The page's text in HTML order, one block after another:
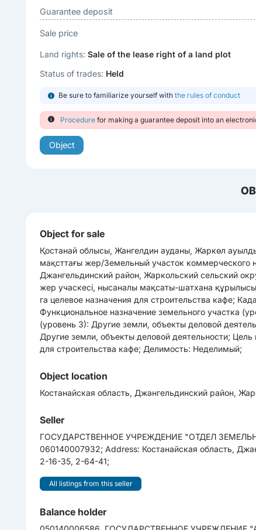
Guarantee deposit
Sale price
Land rights:Sale of the lease right of a land plot
Status of trades: Held
Be sure to familiarize yourself withthe rules of conduct
Procedure for making a guarantee deposit into an
Object
Object for sale
Қостанай облысы, Жангелдин ауданы, Жаркөл
мақсттағы жер/Земельный участок коммерческого
Джангельдинский район, Жаркольский сельский
жер учаскесі, нысаналы мақсаты-шатхана
га целевое назначения для строительства кафе;
Функциональное назначение земельного участка
(уровень 3): Другие земли, объекты деловой
Другие земли, объекты деловой деятельности;
для строительства кафе; Делимость: Неделимый;
Object location
Костанайская область, Джангельдинский район,
Seller
ГОСУДАРСТВЕННОЕ УЧРЕЖДЕНИЕ "ОТДЕЛ
060140007932; Address: Костанайская область,
2-16-35, 2-64-41;
All listings from this seller
Balance holder